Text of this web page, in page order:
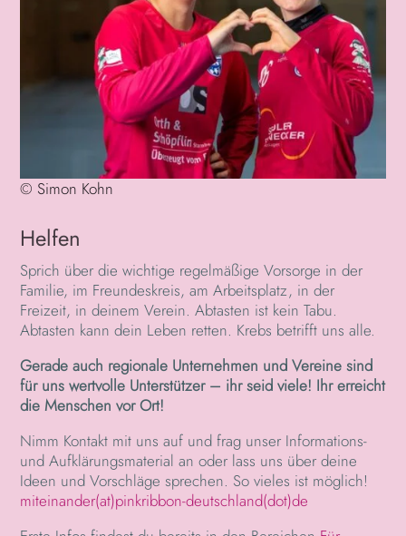
© Simon Kohn
Helfen
Sprich über die wichtige regelmäßige Vorsorge in der
Familie, im Freundeskreis, am Arbeitsplatz, in der
Freizeit, in deinem Verein. Abtasten ist kein Tabu.
Abtasten kann dein Leben retten. Krebs betrifft uns alle.
Gerade auch regionale Unternehmen und Vereine sind
für uns wertvolle Unterstützer – ihr seid viele! Ihr erreicht
die Menschen vor Ort!
Nimm Kontakt mit uns auf und frag unser Informations-
und Aufklärungsmaterial an oder lass uns über deine
Ideen und Vorschläge sprechen. So vieles ist möglich!
miteinander(at)pinkribbon-deutschland(dot)de